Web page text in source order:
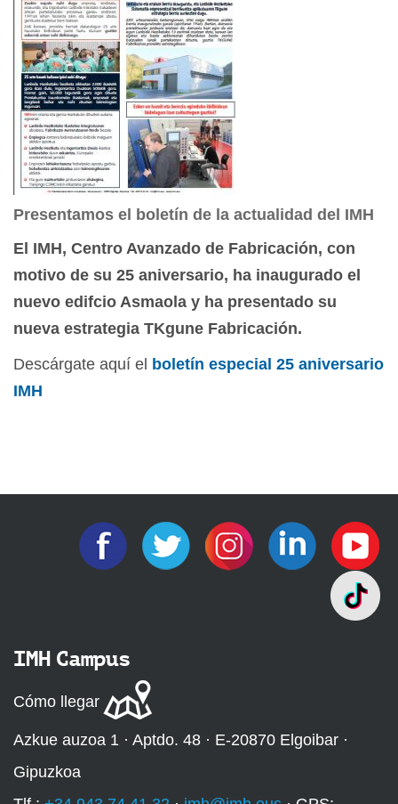
Presentamos el boletín de la actualidad del IMH
El IMH, Centro Avanzado de Fabricación, con
motivo de su 25 aniversario, ha inaugurado el
nuevo edifcio Asmaola y ha presentado su
nueva estrategia TKgune Fabricación.
Descárgate aquí el boletín especial 25 aniversario
IMH
IMH Campus
Cómo llegar
Azkue auzoa 1 · Aptdo. 48 · E-20870 Elgoibar ·
Gipuzkoa